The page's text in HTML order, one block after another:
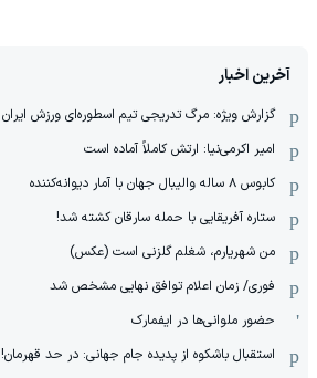
آخرین اخبار
گزارش ویژه: مرگ تدریجی تیم اسطوره‌ای ورزش ایران
امیر اکرمی‌نیا: ارتش کاملاً آماده است
کابوس ۸ ساله والیبال جهان با آمار دیوانه‌کننده
ستاره آفریقایی با حمله سارقان کشته شد!
من شهریارم، شغلم گلزنی است (عکس)
فوری/ زمان اعلام توافق نهایی مشخص شد
حضور ملوانی‌ها در ایفمارک
استقبال باشکوه از پدیده جام جهانی: در حد قهرمان!